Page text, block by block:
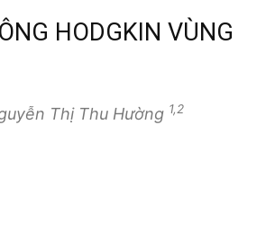
HODGKIN VÙNG
Thị Thu Hường 1,2